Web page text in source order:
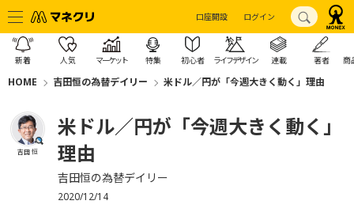
口座開設 ログイン
新着 人気 マーケット 特集 初心者 ライフデザイン 連載 著者 商
HOME 吉田恒の為替デイリー 米ドル／円が「今週大きく動く」理由
吉田 恒
米ドル／円が「今週大きく動く」
理由
吉田恒の為替デイリー
2020/12/14